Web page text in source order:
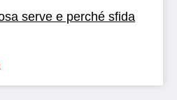
serve e perché sfida